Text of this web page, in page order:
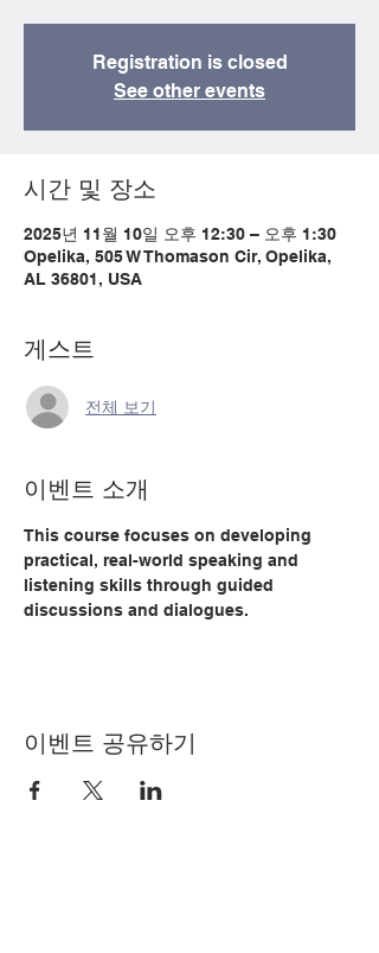
Registration is closed
See other events
시간 및 장소
2025년 11월 10일 오후 12:30 – 오후 1:30
Opelika, 505 W Thomason Cir, Opelika,
AL 36801, USA
게스트
전체 보기
이벤트 소개
This course focuses on developing
practical, real-world speaking and
listening skills through guided
discussions and dialogues.
이벤트 공유하기